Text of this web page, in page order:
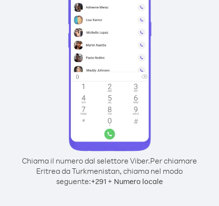
Chiama il numero dal selettore Viber.Per chiamare
Eritrea da Turkmenistan, chiama nel modo
seguente:+291 + Numero locale